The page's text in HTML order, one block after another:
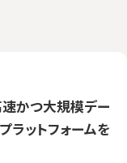
速かつ大規模デー
ットフォームを